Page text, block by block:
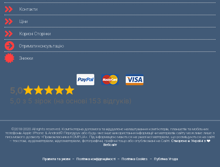
Контакти
Ціни
Корисні Сторінки
Отримати консультацію
Знижки
5,0
5,0 з 5 зірок (на основі 153 відгуків)
©2018-2020 All rights reserved. Комп'ютерна допомога та віддалене налаштування комп'ютерів, планшетів та мобільних
телефонів Apple IPhone & Android© Передрук або будь-яке інше використання інформації чи матеріалів сайту можливе лише з
письмового дозволу «Правовласника KOMP.UA». Під інформацією маються на увазі всі матеріали, що розміщуються на сайті
– текстові, аудіоматеріали, відеоматеріали, фотографічні, графічні тощо або опубліковані на Сайті. Створено в Україні з ❤️
Вебсайт
Правила та умови– Політика конфіденційності– Політика Cookies – Публічна Угода